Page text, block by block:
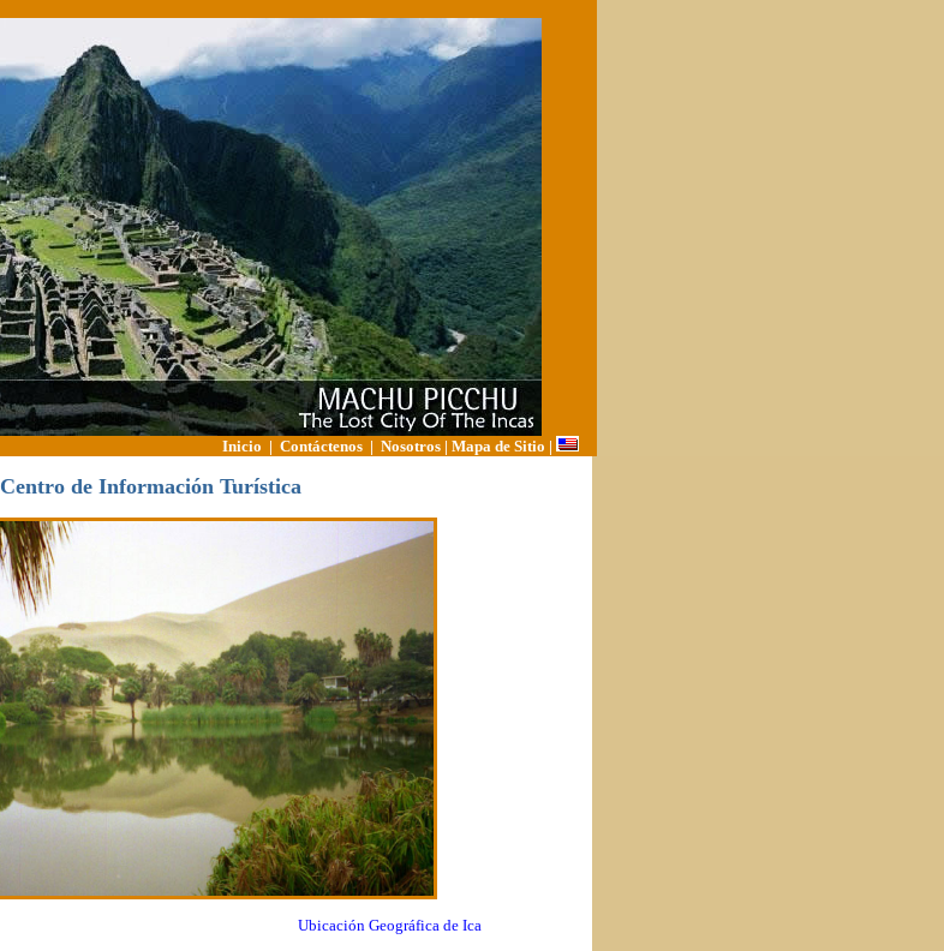
Inicio Contáctenos Nosotros Mapa de Sitio
Centro de Información Turística
Ubicación Geográfica de Ica